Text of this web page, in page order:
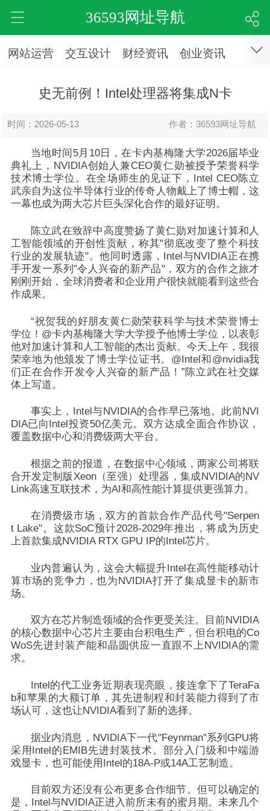
36593网址导航
网站运营 交互设计 财经资讯 创业资讯
史无前例！Intel处理器将集成N卡
时间：2026-05-13 作者：36593网址导航
当地时间5月10日，在卡内基梅隆大学2026届毕业
典礼上， NVIDIA创始人兼CEO黄仁勋被授予荣誉科学
技术博士学位。在全场师生的见证下，Intel CEO陈立
武亲自为这位半导体行业的传奇人物戴上了博士帽，这
一幕也成为两大芯片巨头深化合作的最好证明。
陈立武在致辞中高度赞扬了黄仁勋对加速计算和人
工智能领域的开创性贡献，称其"彻底改变了整个科技
行业的发展轨迹"。他同时透露，Intel与NVIDIA正在携
手开发一系列"令人兴奋的新产品"，双方的合作之旅才
刚刚开始，全球消费者和企业用户很快就能看到这些合
作成果。
“祝贺我的好朋友黄仁勋荣获科学与技术荣誉博士
学位！@卡内基梅隆大学大学授予他博士学位，以表彰
他对加速计算和人工智能的杰出贡献。今天上午，我很
荣幸地为他颁发了博士学位证书。@Intel和@nvidia我
们正在合作开发令人兴奋的新产品！”陈立武在社交媒
体上写道。
事实上，Intel与NVIDIA的合作早已落地。此前NVI
DIA已向Intel投资50亿美元。双方达成全面合作协议，
覆盖数据中心和消费级两大平台。
根据之前的报道，在数据中心领域，两家公司将联
合开发定制版Xeon（至强）处理器，集成NVIDIA的NV
Link高速互联技术，为AI和高性能计算提供更强算力。
在消费级市场，双方的首款合作产品代号"Serpen
t Lake"。这款SoC预计2028-2029年推出，将成为历史
上首款集成NVIDIA RTX GPU IP的Intel芯片。
业内普遍认为，这会大幅提升Intel在高性能移动计
算市场的竞争力，也为NVIDIA打开了集成显卡的新市
场。
双方在芯片制造领域的合作更受关注。目前NVIDIA
的核心数据中心芯片主要由台积电生产，但台积电的Co
WoS先进封装产能和晶圆供应一直跟不上NVIDIA的需
求。
Intel的代工业务近期表现亮眼，接连拿下了TeraFa
b和苹果的大额订单，其先进制程和封装能力得到了市
场认可，这也让NVIDIA看到了新的选择。
据业内消息， NVIDIA下一代"Feynman"系列GPU将
采用Intel的EMIB先进封装技术。部分入门级和中端游
戏显卡，也可能使用Intel的18A-P或14A工艺制造。
目前双方还没有公布更多合作细节。但可以确定的
是，Intel与NVIDIA正进入前所未有的蜜月期。未来几个